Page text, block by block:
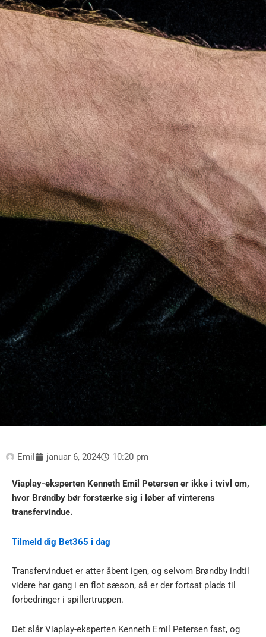
Emil januar 6, 2024 10:20 pm
Viaplay-eksperten Kenneth Emil Petersen er ikke i tvivl om,
hvor Brøndby bør forstærke sig i løber af vinterens
transfervindue.
Tilmeld dig Bet365 i dag
Transfervinduet er atter åbent igen, og selvom Brøndby indtil
videre har gang i en flot sæson, så er der fortsat plads til
forbedringer i spillertruppen.
Det slår Viaplay-eksperten Kenneth Emil Petersen fast, og